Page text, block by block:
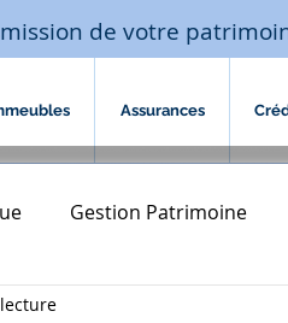
de votre
Assurances
Gestion Patrimoine